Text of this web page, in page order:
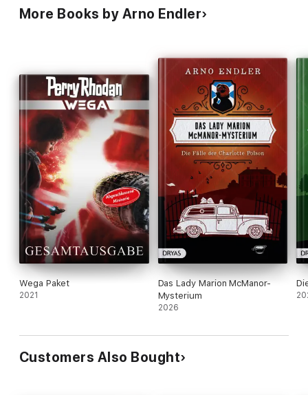
More Books by Arno Endler
Wega Paket
2021
Das Lady Marion McManor-
Mysterium
2026
Customers Also Bought